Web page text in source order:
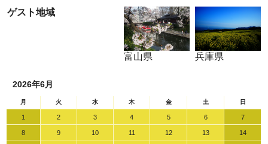
ゲスト地域
富山県 兵庫県
2026年6月
月 火 水 木 金 土 日
1 2 3 4 5 6 7
8 9 10 11 12 13 14